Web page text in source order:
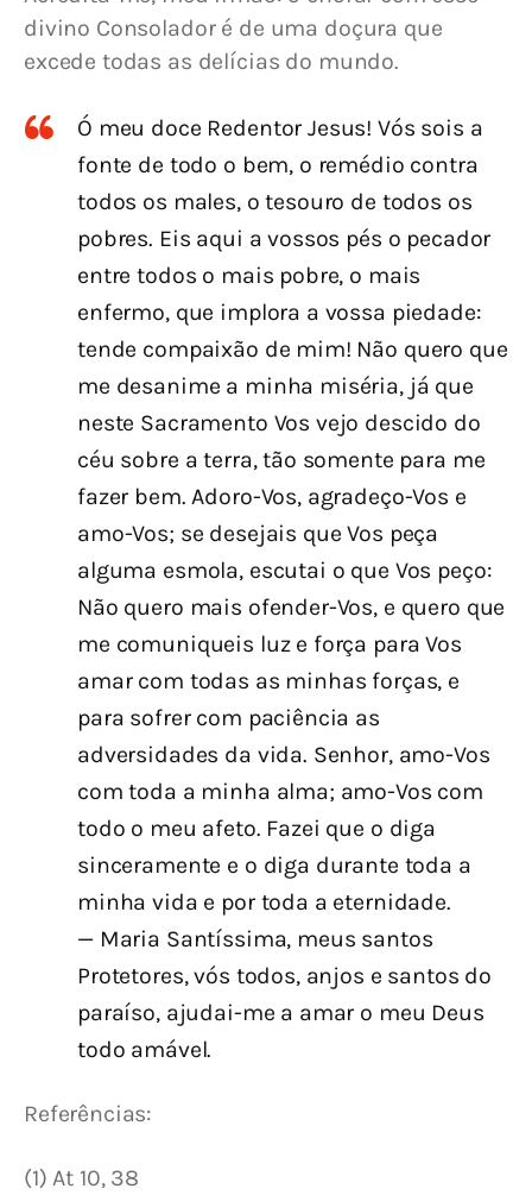
divino Consolador é de uma doçura que
excede todas as delícias do mundo.
Ó meu doce Redentor Jesus! Vós sois a
fonte de todo o bem, o remédio contra
todos os males, o tesouro de todos os
pobres. Eis aqui a vossos pés o pecador
entre todos o mais pobre, o mais
enfermo, que implora a vossa piedade:
tende compaixão de mim! Não quero que
me desanime a minha miséria, já que
neste Sacramento Vos vejo descido do
céu sobre a terra, tão somente para me
fazer bem. Adoro-Vos, agradeço-Vos e
amo-Vos; se desejais que Vos peça
alguma esmola, escutai o que Vos peço:
Não quero mais ofender-Vos, e quero que
me comuniqueis luz e força para Vos
amar com todas as minhas forças, e
para sofrer com paciência as
adversidades da vida. Senhor, amo-Vos
com toda a minha alma; amo-Vos com
todo o meu afeto. Fazei que o diga
sinceramente e o diga durante toda a
minha vida e por toda a eternidade.
— Maria Santíssima, meus santos
Protetores, vós todos, anjos e santos do
paraíso, ajudai-me a amar o meu Deus
todo amável.
Referências:
(1) At 10, 38